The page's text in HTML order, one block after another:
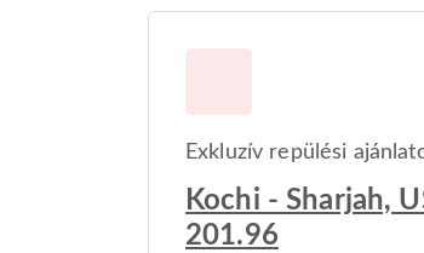
Exkluzív repülési
Kochi - Sharjah,
201.96